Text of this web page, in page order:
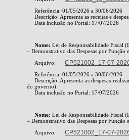
Referência: 01/05/2026 a 30/06/2026
Descrição: Apresenta as receitas e
Data inclusão no Portal: 17/07/2026
Nome: Lei de Responsabilidade Fiscal
– Demonstrativo das Despesas por Função
Arquivo:
CP521002_17-07-
Referência: 01/05/2026 a 30/06/2026
Descrição: Apresenta as despesas
do governo).
Data inclusão no Portal: 17/07/2026
Nome: Lei de Responsabilidade Fiscal
– Demonstrativo das Despesas por Função
Arquivo:
CP521002_17-07-